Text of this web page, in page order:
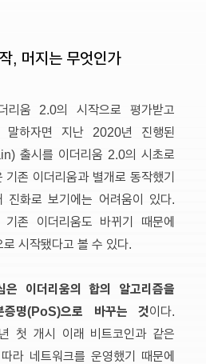
, 머지는 무엇인가
리움 2.0의 시작으로 평가받고
하자면 지난 2020년 진행된
출시를 이더리움 2.0의 시초로
존 이더리움과 별개로 동작했기
진화로 보기에는 어려움이 있다.
기존 이더리움도 바뀌기 때문에
시작됐다고 볼 수 있다.
은 이더리움의 합의 알고리즘을
증명(PoS)으로 바꾸는 것이다.
첫 개시 이래 비트코인과 같은
라 네트워크를 운영했기 때문에